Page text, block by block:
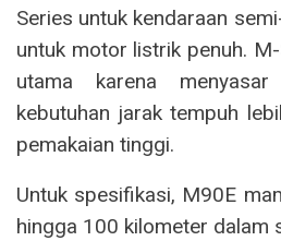
Series untuk kendaraan
untuk motor listrik penuh.
utama karena
kebutuhan jarak tempuh
pemakaian tinggi.
Untuk spesifikasi, M90E
hingga 100 kilometer dalam